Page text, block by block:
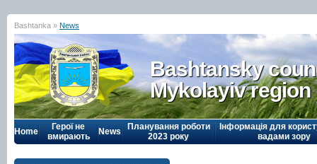
Bashtanka » News
Bashtansky
Mykolayiv region
Home
Герої не
вмирають
News
Планування роботи
2023 року
Інформація для
вадами зору